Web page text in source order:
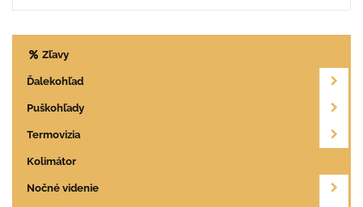
Zľavy
Ďalekohľad
Puškohľady
Termovizia
Kolimátor
Nočné videnie